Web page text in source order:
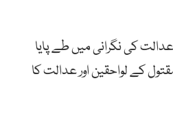
کی نگرانی میں طے پایا
کے لواحقین اور عدالت کا